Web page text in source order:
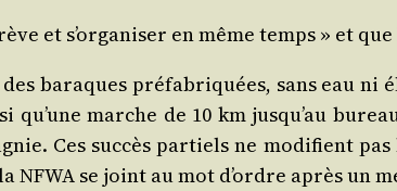
et s’organiser en même temps » et
baraques pré­fa­bri­quées, sans eau
marche de 10 km jusqu’au
Ces suc­cès par­tiels ne modi­fient
NFWA se joint au mot d’ordre après